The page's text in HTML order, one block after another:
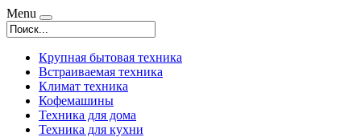
Menu
Крупная бытовая техника
Встраиваемая техника
Климат техника
Кофемашины
Техника для дома
Техника для кухни